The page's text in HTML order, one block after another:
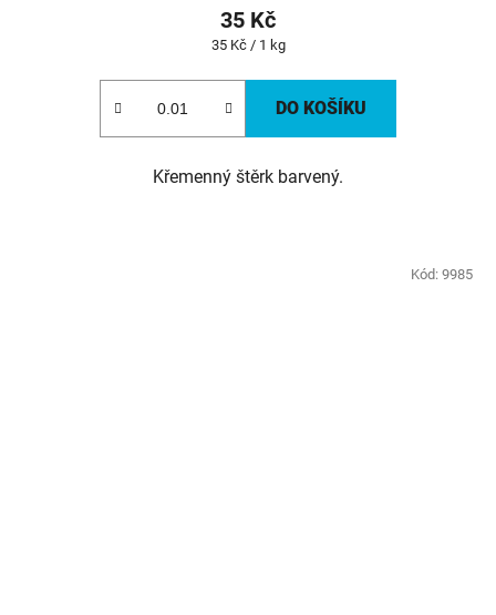
35 Kč
Měrná
35 Kč / 1 kg
DO KOŠÍKU
Křemenný štěrk barvený.
Kód: 9985